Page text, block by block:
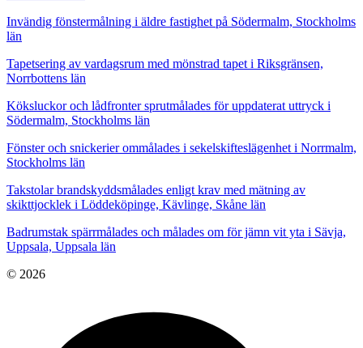
Invändig fönstermålning i äldre fastighet på Södermalm, Stockholms
län
Tapetsering av vardagsrum med mönstrad tapet i Riksgränsen,
Norrbottens län
Köksluckor och lådfronter sprutmålades för uppdaterat uttryck i
Södermalm, Stockholms län
Fönster och snickerier ommålades i sekelskifteslägenhet i Norrmalm,
Stockholms län
Takstolar brandskyddsmålades enligt krav med mätning av
skikttjocklek i Löddeköpinge, Kävlinge, Skåne län
Badrumstak spärrmålades och målades om för jämn vit yta i Sävja,
Uppsala, Uppsala län
© 2026